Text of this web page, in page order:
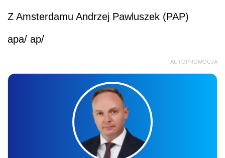
Z Amsterdamu Andrzej Pawluszek (PAP)
apa/ ap/
AUTOPROMOCJA